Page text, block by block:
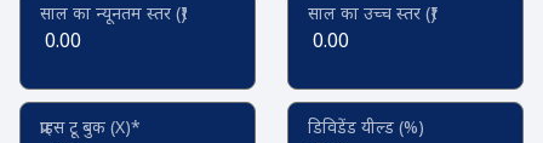
साल का न्यूनतम स्तर (₹)
0.00
साल का उच्च स्तर (₹)
0.00
प्राइस टू बुक (X)* डिविडेंड यील्ड (%)